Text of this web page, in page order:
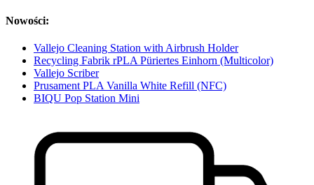
Nowości:
Vallejo Cleaning Station with Airbrush Holder
Recycling Fabrik rPLA Püriertes Einhorn (Multicolor)
Vallejo Scriber
Prusament PLA Vanilla White Refill (NFC)
BIQU Pop Station Mini